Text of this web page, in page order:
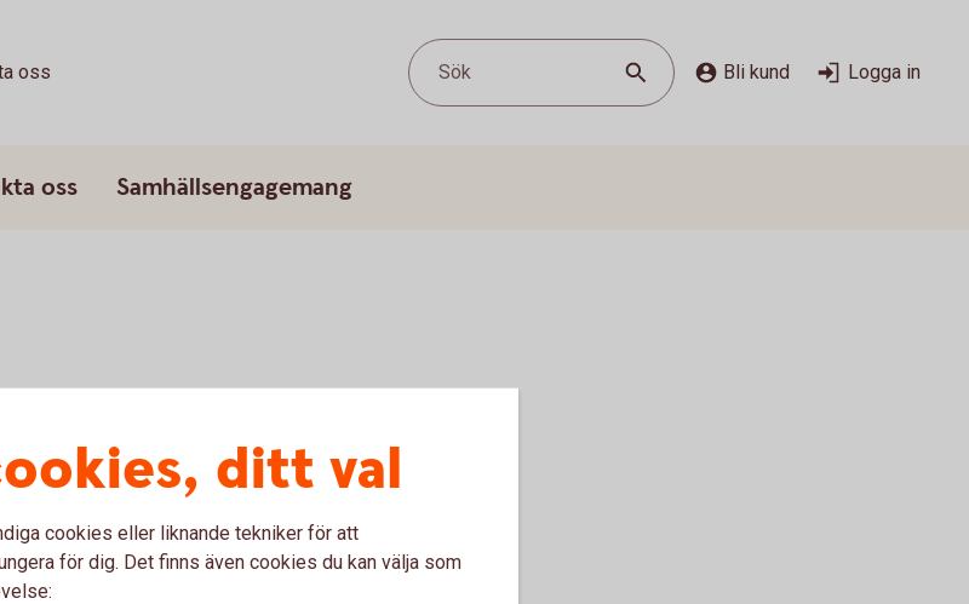
oss Sök Bli kund Logga in
oss Samhällsengagemang
och amorteringar med vårt
kan du fördela beloppet
När det är dags för betalning på
undviker du onödiga aviavgifter.
ditt val
cookies eller liknande tekniker för att
för dig. Det finns även cookies du kan välja som